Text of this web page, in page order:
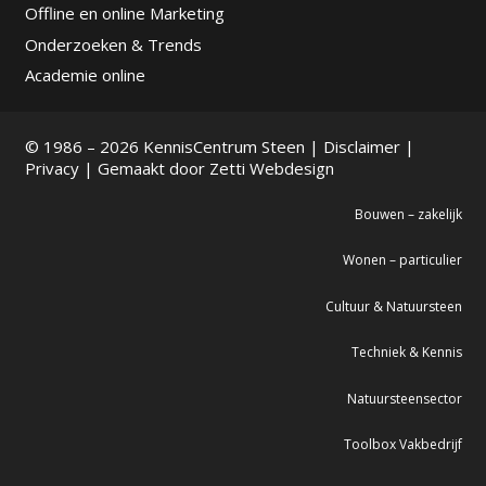
Offline en online Marketing
Onderzoeken & Trends
Academie online
© 1986 – 2026 KennisCentrum Steen | Disclaimer|
Privacy| Gemaakt door Zetti Webdesign
Bouwen – zakelijk
Wonen – particulier
Cultuur & Natuursteen
Techniek & Kennis
Natuursteensector
Toolbox Vakbedrijf